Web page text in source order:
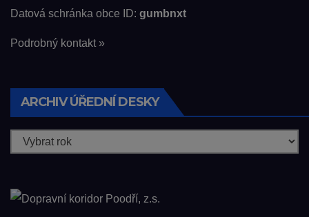
Datová schránka obce ID: gumbnxt
Podrobný kontakt »
ARCHIV ÚŘEDNÍ DESKY